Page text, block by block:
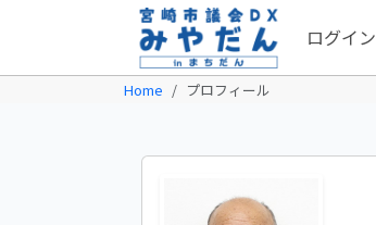
ログイン
Home プロフィール